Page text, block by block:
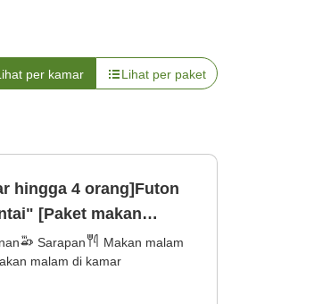
per kamar Lihat per paket
hingga 4 orang]Futon
[Paket makan
malam] [Sarapan]
Sarapan
Makan malam
malam di kamar